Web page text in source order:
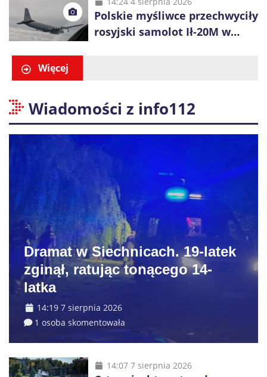
Polskie myśliwce przechwyciły
rosyjski samolot Ił-20M w
Więcej
Wiadomości z info112
Dramat w Siechnicach. 19-latek
zginął, ratując tonącego 14-
latka
14:19 7 sierpnia 2026
1 osoba skomentowała
14:07 7 sierpnia 2026